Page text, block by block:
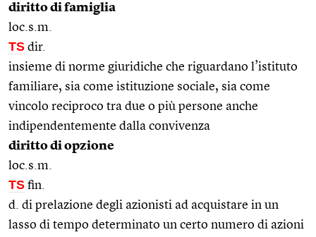
diritto di famiglia
loc.s.m.
TS dir.
insieme di norme giuridiche che riguardano l’istituto
familiare, sia come istituzione sociale, sia come
vincolo reciproco tra due o più persone anche
indipendentemente dalla convivenza
diritto di opzione
loc.s.m.
TS fin.
d. di prelazione degli azionisti ad acquistare in un
lasso di tempo determinato un certo numero di azioni